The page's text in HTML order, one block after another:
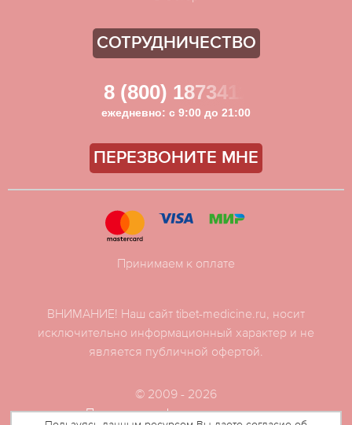
СОТРУДНИЧЕСТВО
8 (800) 1873411
ежедневно: с 9:00 до 21:00
ПЕРЕЗВОНИТЕ МНЕ
ВНИМАНИЕ! Наш сайт tibet-medicine.ru, носит
исключительно информационный характер и не
является публичной офертой.
© 2009 - 2026
Политика конфиденциальности
Принимаем к оплате